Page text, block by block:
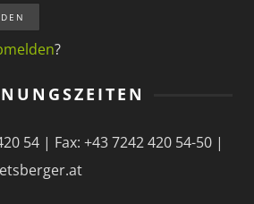
?
54 | Fax: +43 7242 420 54-50 |